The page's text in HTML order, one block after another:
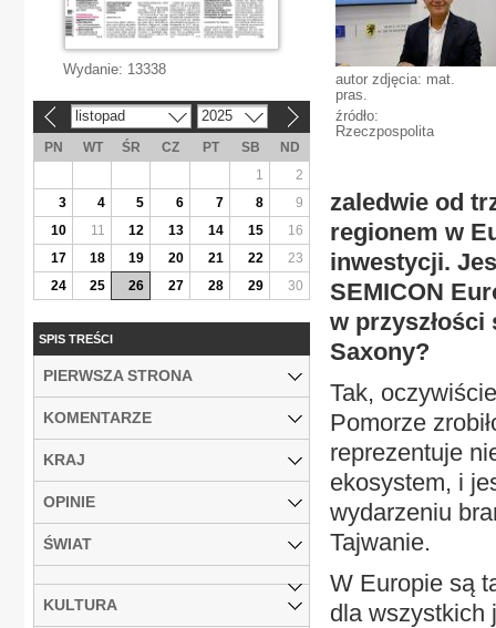
autor zdjęcia: mat.
pras.
źródło:
Rzeczpospolita
zaledwie od
regionem w
inwestycji.
SEMICON
w
Saxony?
Tak,
Pomorze
reprezentuje
ekosystem, i
wydarzeniu
Tajwanie.
W Europie są
dla wszystkich
Wydanie: 13338
listopad 2025
PN WT ŚR CZ PT SB
ND
1
2
3
4 5 6 7 8
9
10
11 12 13 14 15
16
17
18 19 20 21 22
23
24
25 26 27 28 29 30
SPIS TREŚCI
PIERWSZA STRONA
KOMENTARZE
KRAJ
OPINIE
ŚWIAT
KULTURA